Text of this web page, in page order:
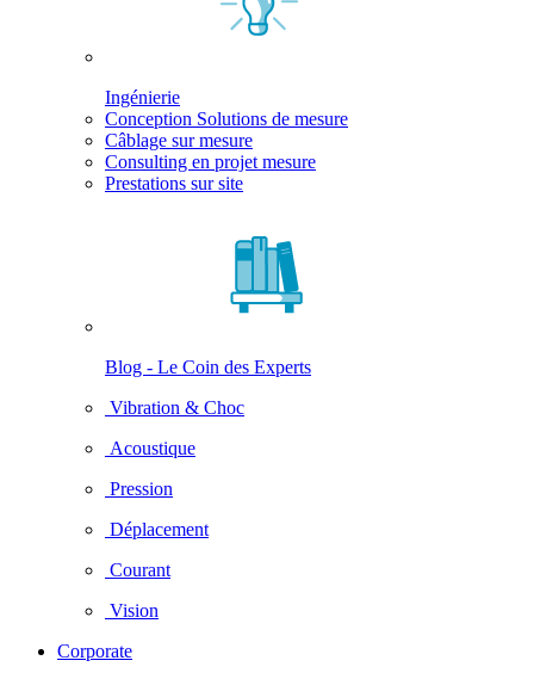
Ingénierie
Conception Solutions de mesure
Câblage sur mesure
Consulting en projet mesure
Prestations sur site
Blog - Le Coin des Experts
Vibration & Choc
Acoustique
Pression
Déplacement
Courant
Vision
Corporate